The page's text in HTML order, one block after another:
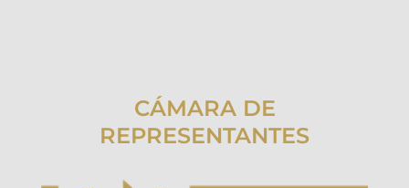
CÁMARA DE
REPRESENTANTES